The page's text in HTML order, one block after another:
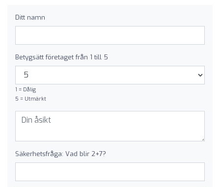
Ditt namn
Betygsätt företaget från 1 till 5
1 = Dålig
5 = Utmärkt
Säkerhetsfråga: Vad blir 2+7?